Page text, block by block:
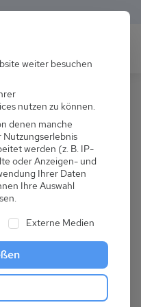
weiter besuchen
nutzen zu können.
denen manche
Nutzungserlebnis
werden (z. B. IP-
oder Anzeigen- und
Ihrer Daten
Ihre Auswahl
die eine Einwilligung
Externe Medien